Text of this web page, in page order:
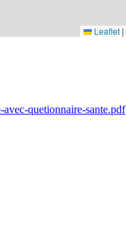
quetionnaire-sante.pdf